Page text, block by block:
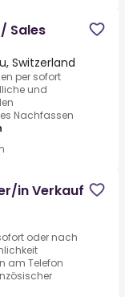
Sales
Switzerland
per sofort
und
Nachfassen
in Verkauf
oder nach
am Telefon